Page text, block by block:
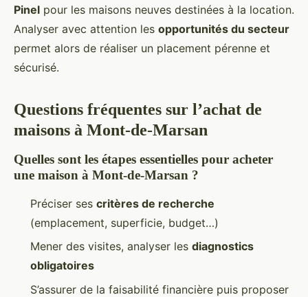
Pinel pour les maisons neuves destinées à la location.
Analyser avec attention les opportunités du secteur
permet alors de réaliser un placement pérenne et
sécurisé.
Questions fréquentes sur l’achat de
maisons à Mont-de-Marsan
Quelles sont les étapes essentielles pour acheter
une maison à Mont-de-Marsan ?
Préciser ses critères de recherche
(emplacement, superficie, budget…)
Mener des visites, analyser les diagnostics
obligatoires
S’assurer de la faisabilité financière puis proposer